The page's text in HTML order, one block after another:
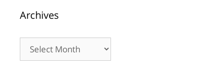
Archives
Archives